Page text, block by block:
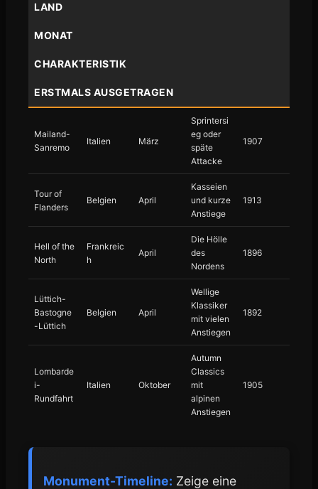
LAND
MONAT
CHARAKTERISTIK
ERSTMALS AUSGETRAGEN
Mailand-
Sanremo
Italien März
Sprintersi
eg oder
späte
Attacke
1907
Tour of
Flanders
Belgien April
Kasseien
und kurze
Anstiege
1913
Hell of the
North
Frankreic
h
April
Die Hölle
des
Nordens
1896
Lüttich-
Bastogne
-Lüttich
Belgien April
Wellige
Klassiker
mit vielen
Anstiegen
1892
Lombarde
i-
Rundfahrt
Italien Oktober
Autumn
Classics
mit
alpinen
Anstiegen
1905
Monument-Timeline: Zeige eine